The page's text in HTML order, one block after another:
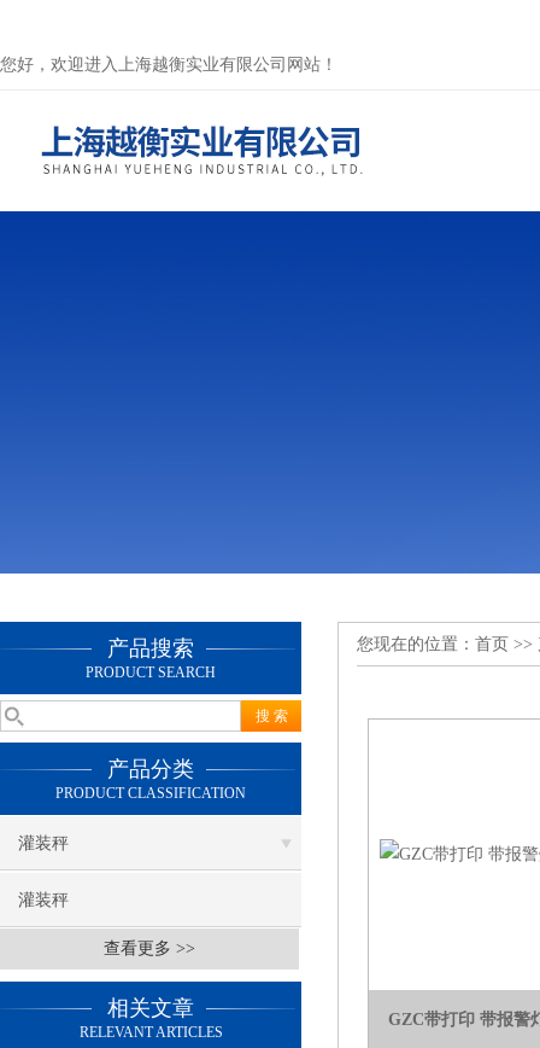
您好，欢迎进入上海越衡实业有限公司网站！
产品搜索
PRODUCT SEARCH
产品分类
PRODUCT CLASSIFICATION
灌装秤
灌装秤
查看更多 >>
相关文章
RELEVANT ARTICLES
您现在的位置： 首页 >>
GZC带打印 带报警